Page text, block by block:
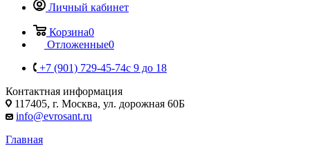
Личный кабинет
Корзина0
Отложенные0
+7 (901) 729-45-74c 9 до 18
Контактная информация
117405, г. Москва, ул. дорожная 60Б
info@evrosant.ru
Главная